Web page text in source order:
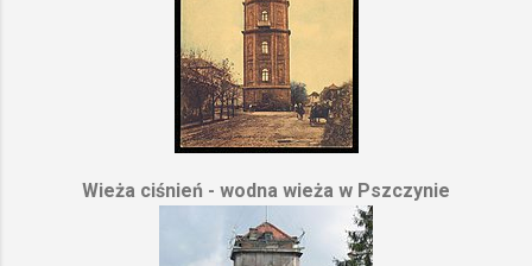
Wieża ciśnień - wodna wieża w Pszczynie